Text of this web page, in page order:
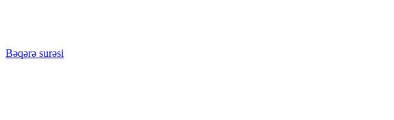
Bəqərə surəsi